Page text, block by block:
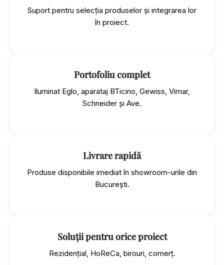
Suport pentru selecția produselor și integrarea lor
în proiect.
Portofoliu complet
Iluminat Eglo, aparataj BTicino, Gewiss, Vimar,
Schneider și Ave.
Livrare rapidă
Produse disponibile imediat în showroom-urile din
București.
Soluții pentru orice proiect
Rezidențial, HoReCa, birouri, comerț.